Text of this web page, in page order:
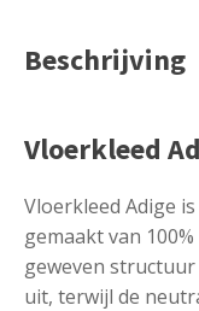
Beschrijving
Vloerkleed
Vloerkleed Adige
gemaakt van
geweven
uit, terwijl de